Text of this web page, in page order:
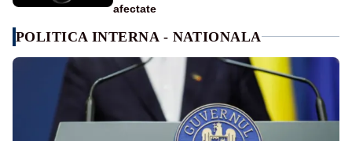
afectate
POLITICA INTERNA - NATIONALA